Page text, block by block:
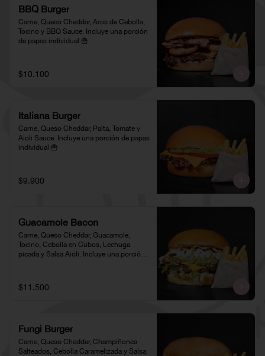
BBQ Burger
Carne, Queso Cheddar, Aros de Cebolla,
Tocino y BBQ Sauce. Incluye una porción
de papas individual 🍟
$10.100
Italiana Burger
Carne, Queso Cheddar, Palta, Tomate y
Aioli Sauce. Incluye una porción de papas
individual 🍟
$9.900
Guacamole Bacon
Carne, Queso Cheddar, Guacamole,
Tocino, Cebolla en Cubos, Lechuga
picada y Salsa Aioli. Incluye una porción
$11.500
Fungi Burger
Carne, Queso Cheddar, Champiñones
Salteados, Cebolla Caramelizada y Salsa